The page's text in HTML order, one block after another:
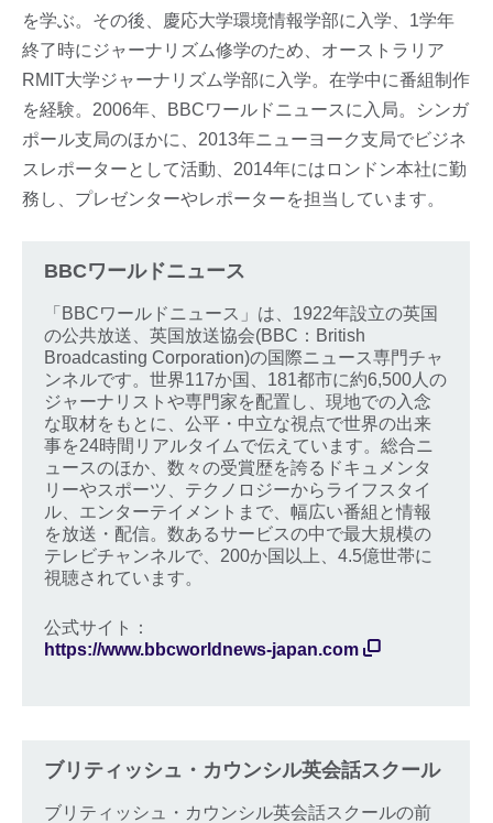
を学ぶ。その後、慶応大学環境情報学部に入学、1学年
終了時にジャーナリズム修学のため、オーストラリア
RMIT大学ジャーナリズム学部に入学。在学中に番組制作
を経験。2006年、BBCワールドニュースに入局。シンガ
ポール支局のほかに、2013年ニューヨーク支局でビジネ
スレポーターとして活動、2014年にはロンドン本社に勤
務し、プレゼンターやレポーターを担当しています。
BBCワールドニュース
「BBCワールドニュース」は、1922年設立の英国
の公共放送、英国放送協会(BBC：British
Broadcasting Corporation)の国際ニュース専門チャ
ンネルです。世界117か国、181都市に約6,500人の
ジャーナリストや専門家を配置し、現地での入念
な取材をもとに、公平・中立な視点で世界の出来
事を24時間リアルタイムで伝えています。総合ニ
ュースのほか、数々の受賞歴を誇るドキュメンタ
リーやスポーツ、テクノロジーからライフスタイ
ル、エンターテイメントまで、幅広い番組と情報
を放送・配信。数あるサービスの中で最大規模の
テレビチャンネルで、200か国以上、4.5億世帯に
視聴されています。
公式サイト：
https://www.bbcworldnews-japan.com
ブリティッシュ・カウンシル英会話スクール
ブリティッシュ・カウンシル英会話スクールの前